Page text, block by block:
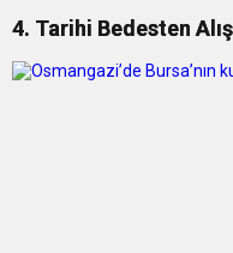
4. Tarihi Bedesten